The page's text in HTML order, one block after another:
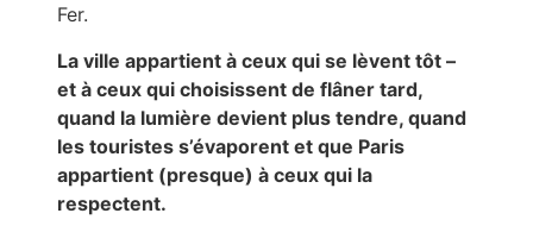
Fer.
La ville appartient à ceux qui se lèvent tôt –
et à ceux qui choisissent de flâner tard,
quand la lumière devient plus tendre, quand
les touristes s’évaporent et que Paris
appartient (presque) à ceux qui la
respectent.